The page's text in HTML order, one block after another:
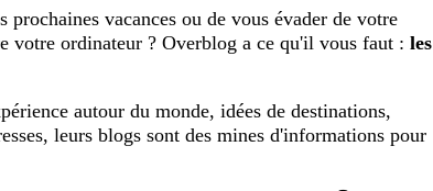
vacances ou de vous évader de votre
votre ordinateur ? Overblog a ce qu'il vous faut : les
autour du monde, idées de destinations,
leurs blogs sont des mines d'informations pour